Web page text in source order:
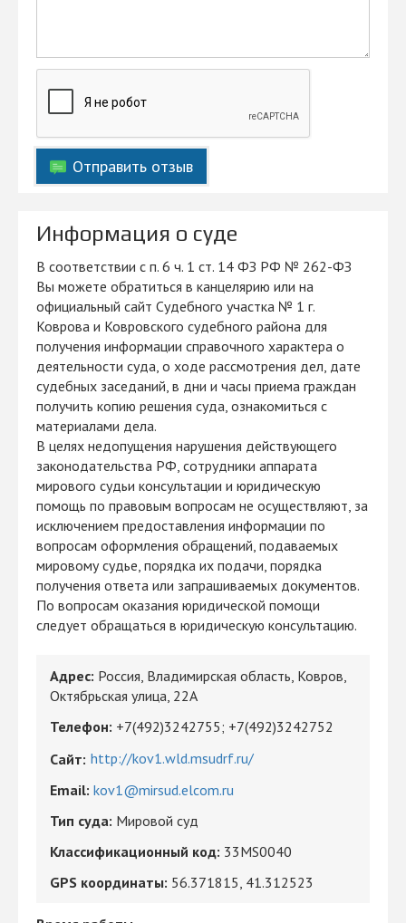
Отправить отзыв
Информация о суде
В соответствии с п. 6 ч. 1 ст. 14 ФЗ РФ № 262-ФЗ
Вы можете обратиться в канцелярию или на
официальный сайт Судебного участка № 1 г.
Коврова и Ковровского судебного района для
получения информации справочного характера о
деятельности суда, о ходе рассмотрения дел, дате
судебных заседаний, в дни и часы приема граждан
получить копию решения суда, ознакомиться с
материалами дела.
В целях недопущения нарушения действующего
законодательства РФ, сотрудники аппарата
мирового судьи консультации и юридическую
помощь по правовым вопросам не осуществляют, за
исключением предоставления информации по
вопросам оформления обращений, подаваемых
мировому судье, порядка их подачи, порядка
получения ответа или запрашиваемых документов.
По вопросам оказания юридической помощи
следует обращаться в юридическую консультацию.
Адрес: Россия, Владимирская область, Ковров,
Октябрьская улица, 22А
Телефон: +7(492)3242755; +7(492)3242752
Сайт: http://kov1.wld.msudrf.ru/
Email: kov1@mirsud.elcom.ru
Тип суда: Мировой суд
Классификационный код: 33MS0040
GPS координаты: 56.371815, 41.312523